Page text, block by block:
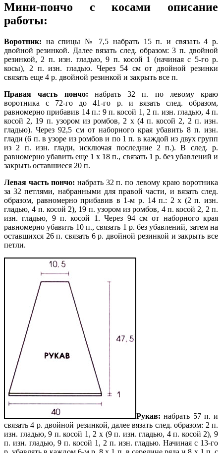
Мини-пончо с косами описание
работы:
Воротник: на спицы № 7,5 набрать 15 п. и связать 4 р.
двойной резинкой. Далее вязать след. образом: 3 п. двойной
резинкой, 2 п. изн. гладью, 9 п. косой 1 (начиная с 5-го р.
косы), 2 п. изн. гладью. Через 54 см от двойной резинки
связать еще 4 р. двойной резинкой и закрыть все п.
Правая часть пончо: набрать 32 п. по левому краю
воротника с 72-го до 41-го р. и вязать след. образом,
равномерно прибавив 14 п.: 9 п. косой 1, 2 п. изн. гладью, 4 п.
косой 2, 19 п. узором из ромбов, 2 х (4 п. косой 2, 2 п. изн.
гладью). Через 92,5 см от наборного края убавить 8 п. изн.
глади (6 п. в узоре из ромбов и по 1 п. в каждой из двух групп
из 2 п. изн. глади, исключая последние 2 п.). В след. р.
равномерно убавить еще 1 х 18 п., связать 1 р. без убавлений и
закрыть оставшиеся 20 п.
Левая часть пончо: набрать 32 п. по левому краю воротника
за 32 петлями, набранными для правой части, и вязать след.
образом, равномерно прибавив в 1-м р. 14 п.: 2 х (2 п. изн.
гладью, 4 п. косой 2), 19 п. узором из ромбов, 4 п. косой 2, 2 п.
изн. гладью, 9 п. косой 1. Через 94 см от наборного края
равномерно убавить 10 п., связать 1 р. без убавлений, затем на
оставшихся 26 п. связать 6 р. двойной резинкой и закрыть все
петли.
Рукав: набрать 57 п. и
связать 4 р. двойной резинкой, далее вязать след. образом: 2 п.
изн. гладью, 9 п. косой 1, 2 х (9 п. изн. гладью, 4 п. косой 2), 9
п. изн. гладью, 9 п. косой 1, 2 п. изн. гладью. Начиная с 13-го